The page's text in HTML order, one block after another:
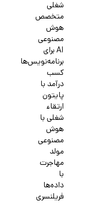
شغلی
متخصص
هوش
مصنوعی
AI برای
برنامه‌نویس‌ها
کسب
درآمد با
پایتون
ارتقاء
شغلی با
هوش
مصنوعی
مولد
مهاجرت
با
داده‌ها
فریلنسری